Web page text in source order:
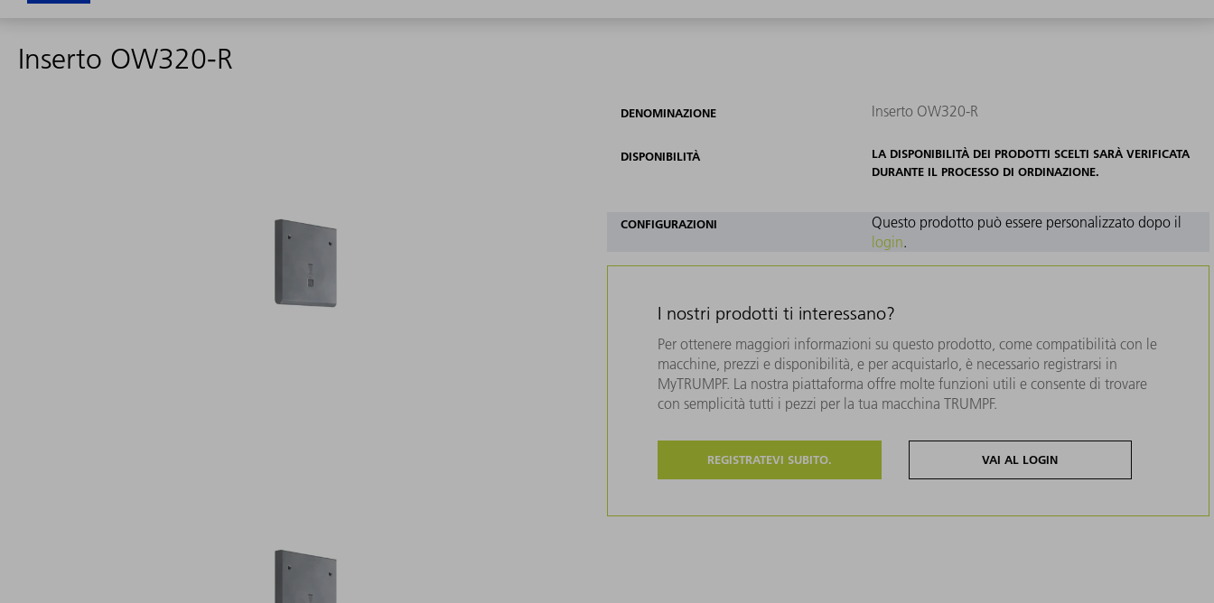
Inserto OW320-R
DENOMINAZIONE Inserto OW320-R
DISPONIBILITÀ
LA DISPONIBILITÀ DEI PRODOTTI SCELTI SARÀ VERIFICATA
DURANTE IL PROCESSO DI ORDINAZIONE.
CONFIGURAZIONI
Questo prodotto può essere personalizzato dopo il
login.
I nostri prodotti ti interessano?
Per ottenere maggiori informazioni su questo prodotto, come compatibilità con le
macchine, prezzi e disponibilità, e per acquistarlo, è necessario registrarsi in
MyTRUMPF. La nostra piattaforma offre molte funzioni utili e consente di trovare
con semplicità tutti i pezzi per la tua macchina TRUMPF.
REGISTRATEVI SUBITO. VAI AL LOGIN